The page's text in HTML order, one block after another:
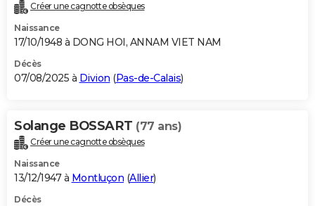
Créer une cagnotte obsèques
Naissance
17/10/1948 à DONG HOI, ANNAM VIET NAM
Décès
07/08/2025 à Divion (Pas-de-Calais)
Solange BOSSART (77 ans)
Créer une cagnotte obsèques
Naissance
13/12/1947 à Montluçon (Allier)
Décès